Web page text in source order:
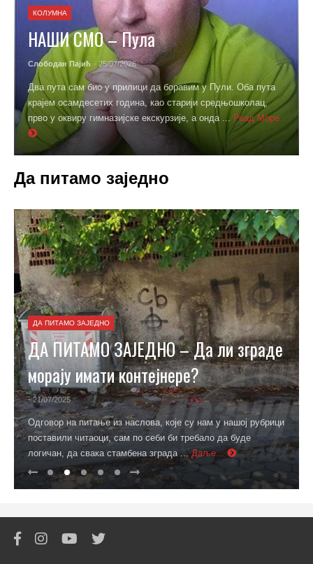
КОЛУМНА
НАШИ СМО – Пула
Слободан Пајић - 25/07/2026
Два пута сам био у прилици да боравим у Пули. Оба пута
крајем осамдесетих година, као старији средњошколац,
прво у оквиру гимназијске екскурзије, а онда ... Реад Море
Да питамо заједно
ДА ПИТАМО ЗАЈЕДНО
ДА ПИТАМО ЗАЈЕДНО – Да ли зграде
морају имати контејнере?
- 21/07/2025
Одговор на питање из наслова, које су нам у нашој рубрици
поставили читаоци, сам по себи би требало да буде
логичан, да свака стамбена зграда ... Даље...